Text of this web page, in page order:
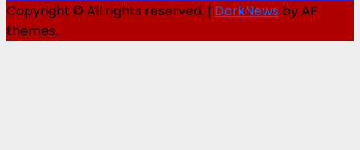
Copyright © All rights reserved. | DarkNews by AF
themes.